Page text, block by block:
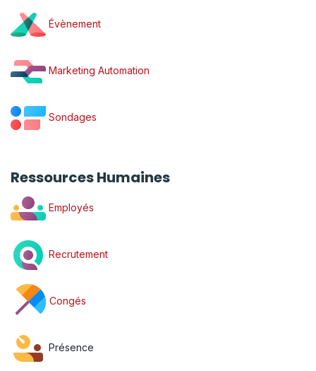
Évènement
Marketing Automation
Sondages
Ressources Humaines
Employés
Recrutement
Congés
Présence